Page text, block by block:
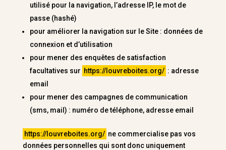
utilisé pour la navigation, l’adresse IP, le mot de
passe (hashé)
pour améliorer la navigation sur le Site : données de
connexion et d’utilisation
pour mener des enquêtes de satisfaction
facultatives sur https://louvreboites.org/ : adresse
email
pour mener des campagnes de communication
(sms, mail) : numéro de téléphone, adresse email
https://louvreboites.org/ ne commercialise pas vos
données personnelles qui sont donc uniquement